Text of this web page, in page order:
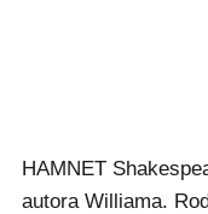
HAMNET
autora Williama.